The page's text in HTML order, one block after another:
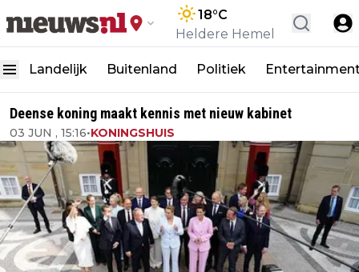
18°C
Heldere Hemel
Landelijk Buitenland Politiek
Deense koning maakt kennis met nieuw kabinet
03 JUN , 15:16•KONINGSHUIS